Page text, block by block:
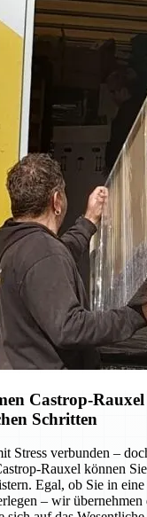
Castrop-Rauxel
Schritten
Stress verbunden –
Rauxel können
Egal, ob Sie in
– wir übernehmen